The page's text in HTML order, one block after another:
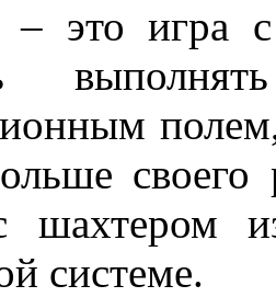
– это игра
своего
шахтером
системе.